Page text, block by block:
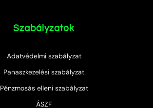
Szabályzatok
Adatvédelmi szabályzat
Panaszkezelési szabályzat
Pénzmosás elleni szabályzat
ÁSZF